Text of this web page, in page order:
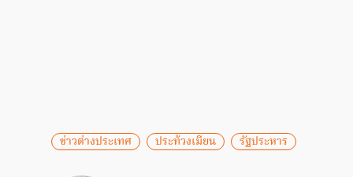
ข่าวต่างประเทศ ประท้วงเมียน รัฐประหาร